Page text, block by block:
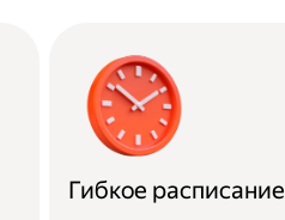
Гибкое расписание